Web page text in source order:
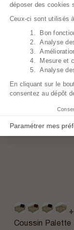
Coussin Palette
déposer des cookies
Ceux-ci sont utilisés
1. Bon
2. Analyse des
3. Amélioration
4. Mesure et
5. Analyse des
En cliquant sur le
consentez au dépôt
Paramétrer mes